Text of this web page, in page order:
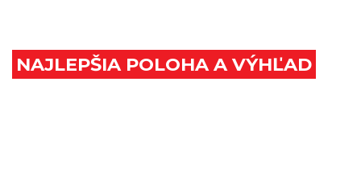
NAJLEPŠIA POLOHA A VÝHĽAD